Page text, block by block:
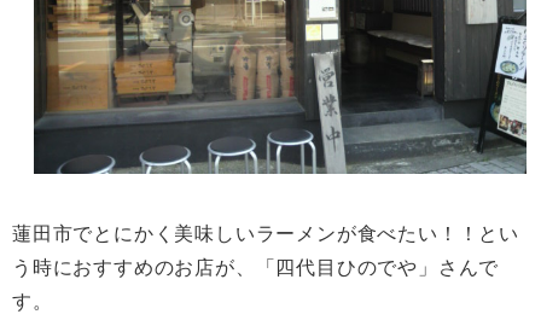
蓮田市でとにかく美味しいラーメンが食べたい！！とい
う時におすすめのお店が、「四代目ひのでや」さんで
す。